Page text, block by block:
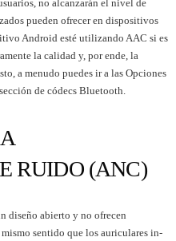
no alcanzarán el nivel de
pueden ofrecer en dispositivos
Android esté utilizando AAC si es
la calidad y, por ende, la
a menudo puedes ir a las Opciones
de códecs Bluetooth.
RUIDO (ANC)
diseño abierto y no ofrecen
sentido que los auriculares in-